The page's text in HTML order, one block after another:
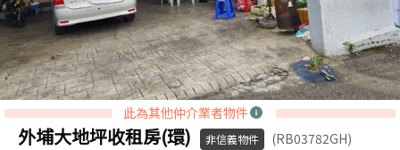
此為其他仲介業者物件
外埔大地坪收租房(環) 非信義物件
(RB03782GH)